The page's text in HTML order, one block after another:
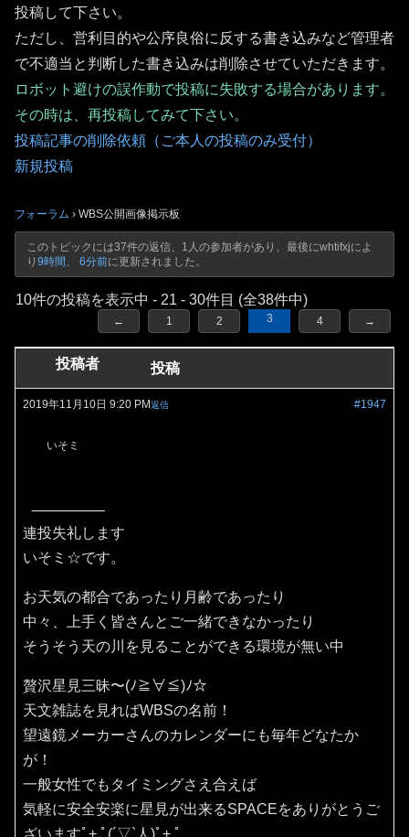
投稿して下さい。
ただし、営利目的や公序良俗に反する書き込みなど管理者
で不適当と判断した書き込みは削除させていただきます。
ロボット避けの誤作動で投稿に失敗する場合があります。
その時は、再投稿してみて下さい。
投稿記事の削除依頼（ご本人の投稿のみ受付）
新規投稿
フォーラム › WBS公開画像掲示板
このトピックには37件の返信、1人の参加者があり、最後にwhtifxjによ
り 9時間、 6分前に更新されました。
10件の投稿を表示中 - 21 - 30件目 (全38件中)
← 1 2 3 4 →
投稿者 投稿
2019年11月10日 9:20 PM #1947
返信
いそミ
連投失礼します
いそミ☆です。
お天気の都合であったり月齢であったり
中々、上手く皆さんとご一緒できなかったり
そうそう天の川を見ることができる環境が無い中
贅沢星見三昧〜(ﾉ≧∀≦)ﾉ☆
天文雑誌を見ればWBSの名前！
望遠鏡メーカーさんのカレンダーにも毎年どなたか
が！
一般女性でもタイミングさえ合えば
気軽に安全安楽に星見が出来るSPACEをありがとうご
ざいますﾟ+.ﾟ(´▽`人)ﾟ+.ﾟ